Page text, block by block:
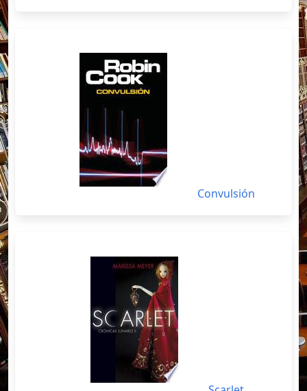
Convulsión